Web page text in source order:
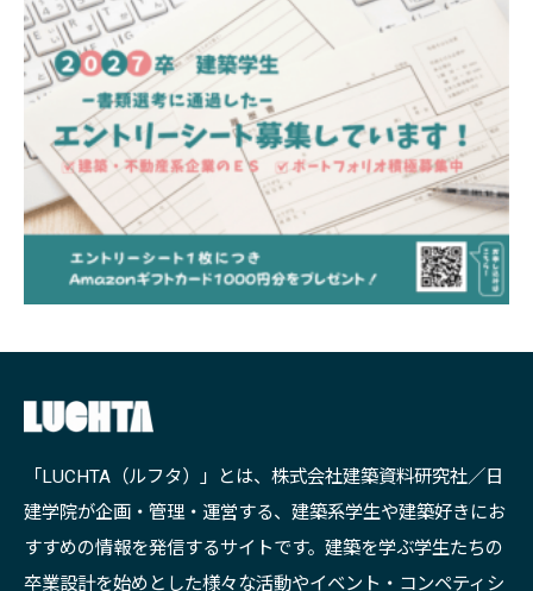
「LUCHTA（ルフタ）」とは、株式会社建築資料研究社／日
建学院が企画・管理・運営する、建築系学生や建築好きにお
すすめの情報を発信するサイトです。建築を学ぶ学生たちの
卒業設計を始めとした様々な活動やイベント・コンペティシ